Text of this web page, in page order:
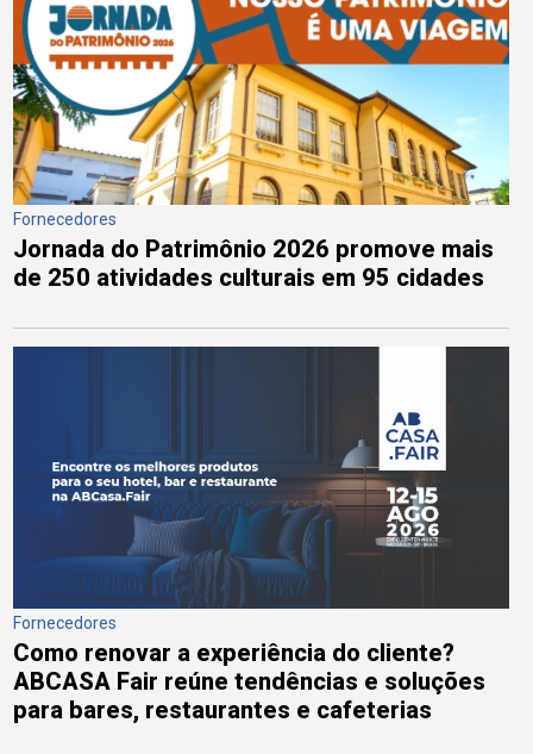
Fornecedores
Jornada do Patrimônio 2026 promove mais
de 250 atividades culturais em 95 cidades
Fornecedores
Como renovar a experiência do cliente?
ABCASA Fair reúne tendências e soluções
para bares, restaurantes e cafeterias